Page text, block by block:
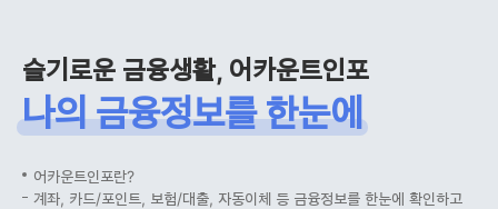
슬기로운 금융생활, 어카운트인포
나의 금융정보를 한눈에
어카운트인포란?
계좌, 카드/포인트, 보험/대출, 자동이체 등 금융정보를 한눈에 확인하고